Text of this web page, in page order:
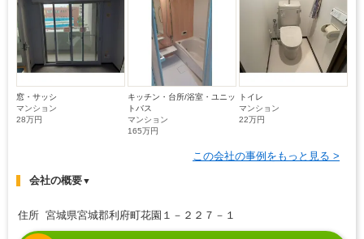
窓・サッシ
マンション
28万円
キッチン・台所/浴室・ユニッ
トバス
マンション
165万円
トイレ
マンション
22万円
この会社の事例をもっと見る >
会社の概要▼
住所 宮城県宮城郡利府町花園１－２２７－１